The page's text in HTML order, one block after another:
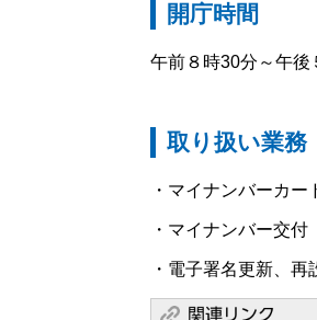
開庁時間
午前８時30分～午後
取り扱い業務
・マイナンバーカー
・マイナンバー交付
・電子署名更新、